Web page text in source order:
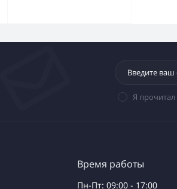
Я прочитал
Время работы
Пн-Пт: 09:00 - 17:00